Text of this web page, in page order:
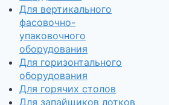
Для вертикального
фасовочно-
упаковочного
оборудования
Для горизонтального
оборудования
Для горячих столов
Для запайщиков лотков